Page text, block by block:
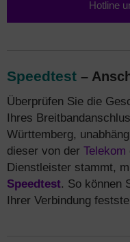
Hotline
Speedtest –
Überprüfen Sie die
Ihres
Württemberg,
dieser von der Telekom
Dienstleister stammt,
Speedtest. So können
Ihrer Verbindung